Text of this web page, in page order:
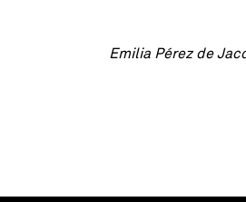
Emilia Pérez de